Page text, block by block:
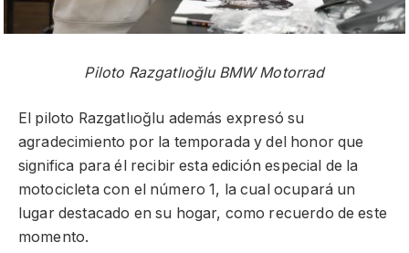
Piloto Razgatlıoğlu BMW Motorrad
El piloto Razgatlıoğlu además expresó su
agradecimiento por la temporada y del honor que
significa para él recibir esta edición especial de la
motocicleta con el número 1, la cual ocupará un
lugar destacado en su hogar, como recuerdo de este
momento.